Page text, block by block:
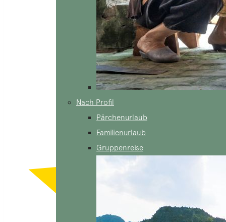
Nach Profil
Pärchenurlaub
Familienurlaub
Gruppenreise